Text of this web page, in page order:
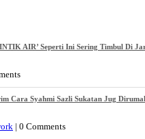
AIR’ Seperti Ini Sering Timbul Di
Cara Syahmi Sazli Sukatan Jug
| 0 Comments